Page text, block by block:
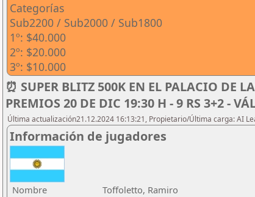
Categorías
Sub2200 / Sub2000 / Sub1800
1º: $40.000
2º: $20.000
3º: $10.000
⏰ SUPER BLITZ 500K EN EL PALACIO DE
PREMIOS 20 DE DIC 19:30 H - 9 RS 3+2 -
Última actualización21.12.2024 16:13:21, Propietario/Última carga: AI
Información de jugadores
Nombre
Toffoletto, Ramiro